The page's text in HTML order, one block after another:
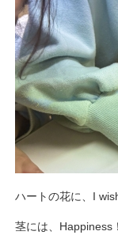
ハートの花に、I
茎には、Happiness